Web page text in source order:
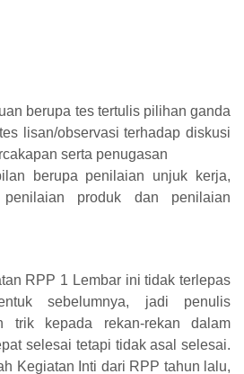
berupa tes tertulis pilihan ganda
lisan/observasi terhadap diskusi
serta penugasan
berupa penilaian unjuk kerja,
produk dan penilaian
RPP 1 Lembar ini tidak terlepas
sebelumnya, jadi penulis
trik kepada rekan-rekan dalam
selesai tetapi tidak asal selesai.
Kegiatan Inti dari RPP tahun lalu,